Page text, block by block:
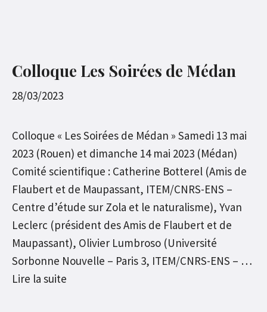
Colloque Les Soirées de Médan
28/03/2023
Colloque « Les Soirées de Médan » Samedi 13 mai
2023 (Rouen) et dimanche 14 mai 2023 (Médan)
Comité scientifique : Catherine Botterel (Amis de
Flaubert et de Maupassant, ITEM/CNRS-ENS –
Centre d’étude sur Zola et le naturalisme), Yvan
Leclerc (président des Amis de Flaubert et de
Maupassant), Olivier Lumbroso (Université
Sorbonne Nouvelle – Paris 3, ITEM/CNRS-ENS – …
Lire la suite